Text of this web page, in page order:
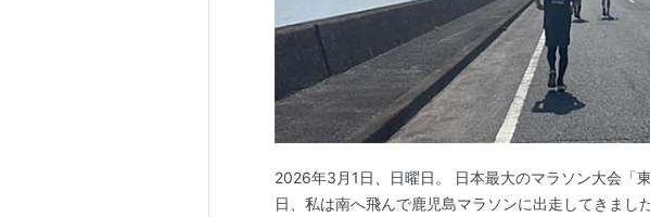
2026年3月1日、日曜日。 日本最大のマラソン大会「
日、私は南へ飛んで鹿児島マラソンに出走してきまし